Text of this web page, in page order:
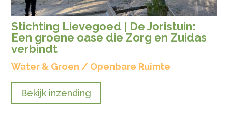
Stichting Lievegoed | De Joristuin:
Een groene oase die Zorg en Zuidas
verbindt
Water & Groen / Openbare Ruimte
Bekijk inzending